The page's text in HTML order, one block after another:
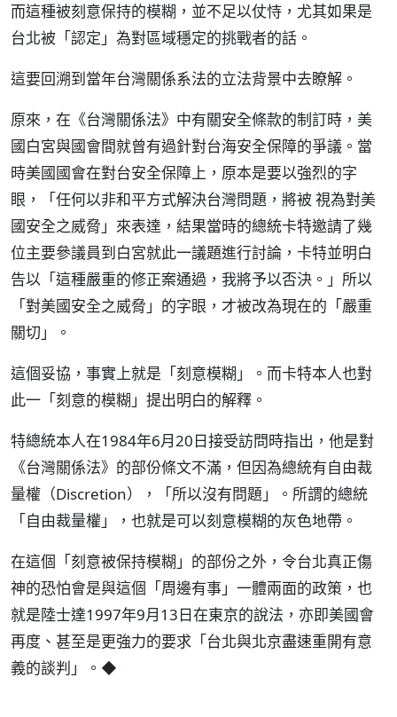
而這種被刻意保持的模糊，並不足以仗恃，尤其如果是
台北被「認定」為對區域穩定的挑戰者的話。
這要回溯到當年台灣關係系法的立法背景中去瞭解。
原來，在《台灣關係法》中有關安全條款的制訂時，美
國白宮與國會間就曾有過針對台海安全保障的爭議。當
時美國國會在對台安全保障上，原本是要以強烈的字
眼，「任何以非和平方式解決台灣問題，將被 視為對美
國安全之威脅」來表達，結果當時的總統卡特邀請了幾
位主要參議員到白宮就此一議題進行討論，卡特並明白
告以「這種嚴重的修正案通過，我將予以否決。」所以
「對美國安全之威脅」的字眼，才被改為現在的「嚴重
關切」。
這個妥協，事實上就是「刻意模糊」。而卡特本人也對
此一「刻意的模糊」提出明白的解釋。
特總統本人在1984年6月20日接受訪問時指出，他是對
《台灣關係法》的部份條文不滿，但因為總統有自由裁
量權（Discretion），「所以沒有問題」。所謂的總統
「自由裁量權」，也就是可以刻意模糊的灰色地帶。
在這個「刻意被保持模糊」的部份之外，令台北真正傷
神的恐怕會是與這個「周邊有事」一體兩面的政策，也
就是陸士達1997年9月13日在東京的說法，亦即美國會
再度、甚至是更強力的要求「台北與北京盡速重開有意
義的談判」。◆